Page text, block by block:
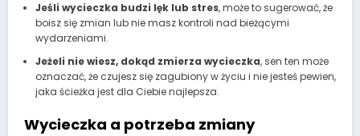
Jeśli wycieczka budzi lęk lub stres, może to sugerować, że
boisz się zmian lub nie masz kontroli nad bieżącymi
wydarzeniami.
Jeżeli nie wiesz, dokąd zmierza wycieczka, sen ten może
oznaczać, że czujesz się zagubiony w życiu i nie jesteś pewien,
jaka ścieżka jest dla Ciebie najlepsza.
Wycieczka a potrzeba zmiany